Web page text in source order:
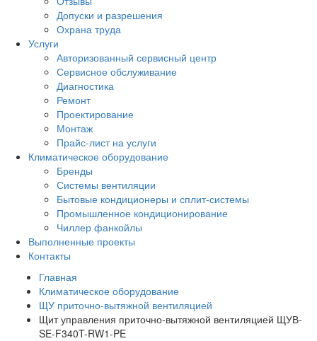
Допуски и разрешения
Охрана труда
Услуги
Авторизованный сервисный центр
Сервисное обслуживание
Диагностика
Ремонт
Проектирование
Монтаж
Прайс-лист на услуги
Климатическое оборудование
Бренды
Системы вентиляции
Бытовые кондиционеры и сплит-системы
Промышленное кондиционирование
Чиллер фанкойлы
Выполненные проекты
Контакты
Главная
Климатическое оборудование
ЩУ приточно-вытяжной вентиляцией
Щит управления приточно-вытяжной вентиляцией ЩУВ-
SE-F340T-RW1-PE